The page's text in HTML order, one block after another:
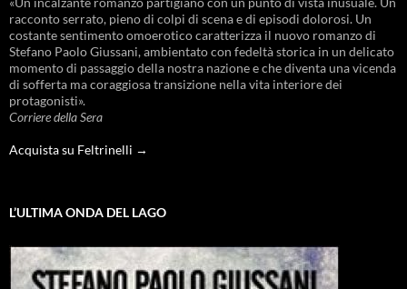
racconto serrato, pieno di colpi di scena e di episodi dolorosi. Un
costante sentimento omoerotico caratterizza il nuovo romanzo di
Stefano Paolo Giussani, ambientato con fedeltà storica in un delicato
momento di passaggio della nostra nazione e che diventa una vicenda
di sofferta ma coraggiosa transizione nella vita interiore dei
protagonisti».
Corriere della Sera
Acquista su Feltrinelli →
L’ULTIMA ONDA DEL LAGO